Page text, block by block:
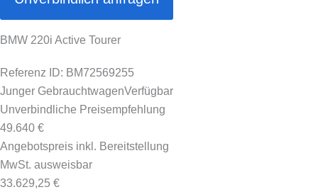
BMW 220i Active Tourer
Referenz ID: BM72569255
Junger GebrauchtwagenVerfügbar
Unverbindliche Preisempfehlung
49.640 €
Angebotspreis inkl. Bereitstellung
MwSt. ausweisbar
33.629,25 €